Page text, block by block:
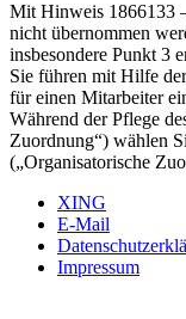
Mit Hinweis 1866133
nicht übernommen
insbesondere Punkt 3
Sie führen mit Hilfe
für einen Mitarbeiter
Während der Pflege
Zuordnung“) wählen
(„Organisatorische
XING
E-Mail
Impressum